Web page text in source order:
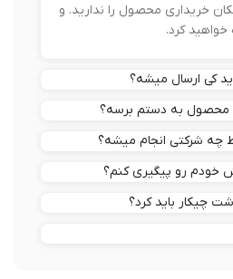
محصول را ندارید. و
کرد.
ارسال میشه؟
به دستم برسه؟
انجام میشه؟
رو پیگیری کنم؟
باید کرد؟